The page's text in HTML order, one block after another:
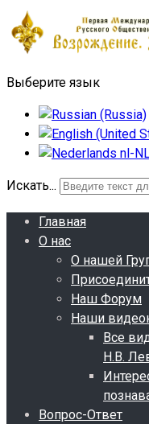
Выберите язык
Искать...
Главная
О нас
О нашей
Наш Форум
Наши
Все
Н.В.
Вопрос-Ответ